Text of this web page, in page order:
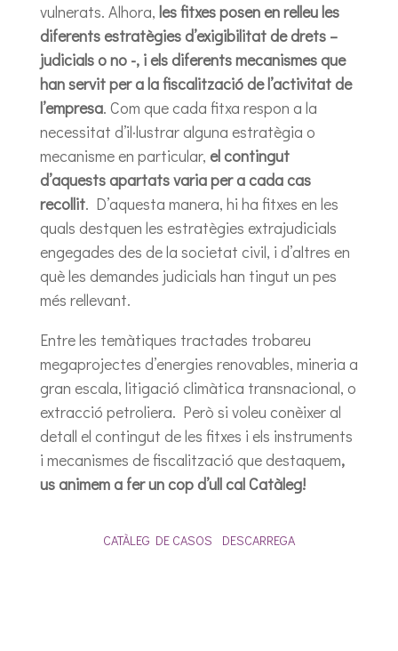
vulnerats. Alhora, les fitxes posen en relleu les
diferents estratègies d’exigibilitat de drets –
judicials o no -, i els diferents mecanismes que
han servit per a la fiscalització de l’activitat de
l’empresa. Com que cada fitxa respon a la
necessitat d’il·lustrar alguna estratègia o
mecanisme en particular, el contingut
d’aquests apartats varia per a cada cas
recollit. D’aquesta manera, hi ha fitxes en les
quals destquen les estratègies extrajudicials
engegades des de la societat civil, i d’altres en
què les demandes judicials han tingut un pes
més rellevant.
Entre les temàtiques tractades trobareu
megaprojectes d’energies renovables, mineria a
gran escala, litigació climàtica transnacional, o
extracció petroliera. Però si voleu conèixer al
detall el contingut de les fitxes i els instruments
i mecanismes de fiscalització que destaquem,
us animem a fer un cop d’ull cal Catàleg!
CATÀLEG DE CASOS DESCARREGA